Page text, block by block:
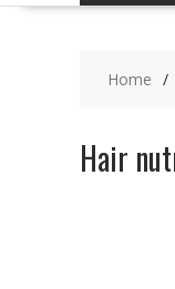
Home
Hair